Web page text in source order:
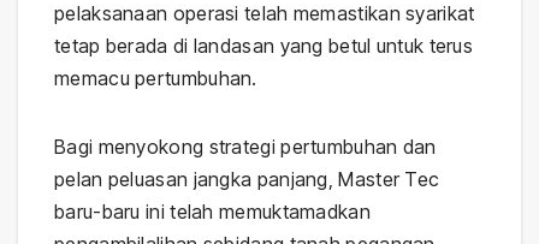
pelaksanaan operasi telah memastikan syarikat
tetap berada di landasan yang betul untuk terus
memacu pertumbuhan.
Bagi menyokong strategi pertumbuhan dan
pelan peluasan jangka panjang, Master Tec
baru-baru ini telah memuktamadkan